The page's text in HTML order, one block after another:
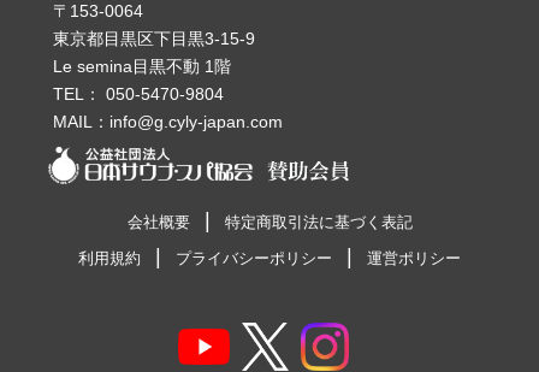
〒153-0064
東京都目黒区下目黒3-15-9
Le semina目黒不動 1階
TEL： 050-5470-9804
MAIL： info@g.cyly-japan.com
会社概要
特定商取引法に基づく表記
利用規約
プライバシーポリシー 運営ポリシー